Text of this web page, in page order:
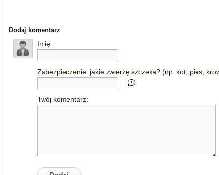
Dodaj komentarz
Imię:
Zabezpieczenie: jakie zwierzę szczeka? (np. kot, pies,
Twój komentarz: